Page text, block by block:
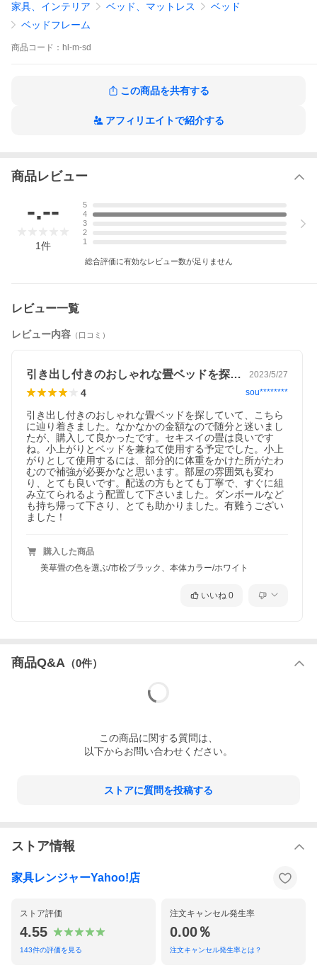
2/5 約124×41×4cm フット（約6kg）
3/5 約73×98×4cm 床板（約7kg）
4/5 約55×198×43m 引出ＢＯＸ（約52kg）
5/5 約118×98×8cm 畳（約10kg）
畳：中国産畳（輸入品）
芯材・プリント板 Ｆ☆☆☆☆
発送＝商品の出荷となります。
【静止耐荷重】
家具、インテリア ベッド、マットレス
ベッド
ベッドフレーム
商品 コード： hl-m-sd
この商品を共有する
アフィリエイトで紹介する
商品レビュー
-.--
1件
5
4
3
2
1
総合評価に有効なレビュー数が足りません
レビュー一覧
レビュー内容 （口コミ）
引き出し付きのおしゃれな畳ベッドを探し… 2023/5/27
4 sou********
引き出し付きのおしゃれな畳ベッドを探していて、こちら
に辿り着きました。なかなかの金額なので随分と迷いまし
たが、購入して良かったです。セキスイの畳は良いです
ね。小上がりとベッドを兼ねて使用する予定でした。小上
がりとして使用するには、部分的に体重をかけた所がたわ
むので補強が必要かなと思います。部屋の雰囲気も変わ
り、とても良いです。配送の方もとても丁寧で、すぐに組
み立てられるよう配置して下さいました。ダンボールなど
も持ち帰って下さり、とても助かりました。有難うござい
ました！
購入した商品
美草畳の色を選ぶ/市松ブラック、本体カラー/ホワイト
いいね 0
商品Q&A （0件）
この商品に関する質問は、
以下からお問い合わせください。
ストアに質問を投稿する
ストア情報
家具レンジャーYahoo!店
ストア評価
4.55
143件の評価を見る
注文キャンセル発生率
0.00％
注文キャンセル発生率とは？